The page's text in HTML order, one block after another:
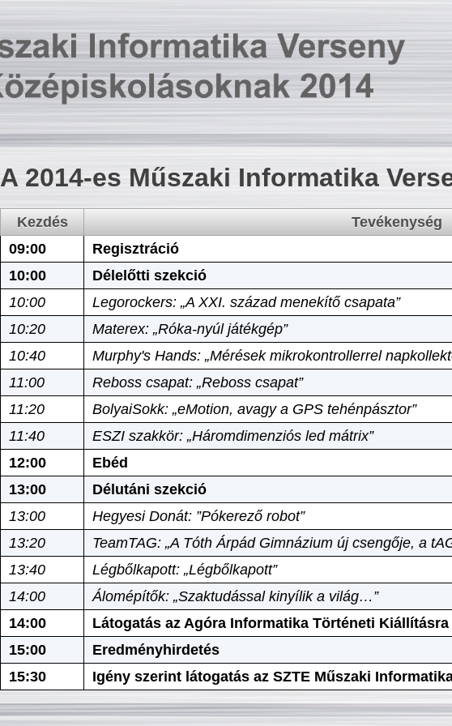
A 2014-es Műszaki Informatika
Kezdés
Tevékenység
09:00
Regisztráció
10:00
Délelőtti szekció
10:00
Legorockers: „A XXI. század menekítő csapata”
10:20
Materex: „Róka-nyúl játékgép”
10:40
Murphy's Hands: „Mérések mikrokontrollerrel
11:00
Reboss csapat: „Reboss csapat”
11:20
BolyaiSokk: „eMotion, avagy a GPS tehénpásztor”
11:40
ESZI szakkör: „Háromdimenziós led mátrix”
12:00
Ebéd
13:00
Délutáni szekció
13:00
Hegyesi Donát: ”Pókerező robot”
13:20
TeamTAG: „A Tóth Árpád Gimnázium új csengője, a
13:40
Légbőlkapott: „Légbőlkapott”
14:00
Álomépítők: „Szaktudással kinyílik a világ…”
14:00
Látogatás az Agóra Informatika Történeti Kiállításra
15:00
Eredményhirdetés
15:30
Igény szerint látogatás az SZTE Műszaki